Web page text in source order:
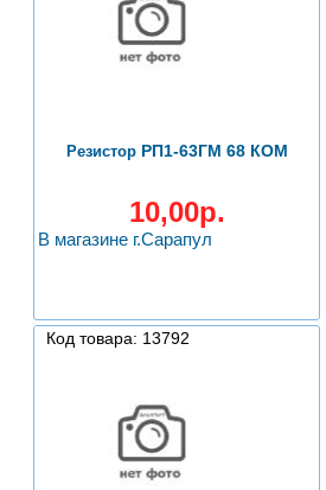
РезисторРП1-63ГМ 68 КОМ
10,00р.
В магазине г.Сарапул
Код товара: 13792